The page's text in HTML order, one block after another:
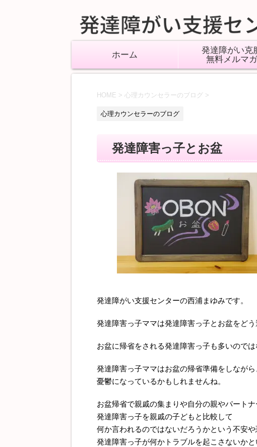
ホーム
発達障がい克
無料メルマガ
HOME > 心理カウンセラーのブログ >
心理カウンセラーのブログ
発達障害っ子とお盆
発達障がい支援センターの西浦まゆみです。
発達障害っ子ママは発達障害っ子とお盆をどう
お盆に帰省をされる発達障害っ子も多いのでは
発達障害っ子ママはお盆の帰省準備をしながら
憂鬱になっているかもしれませんね。
お盆帰省で親戚の集まりや自分の親やパートナ
発達障害っ子を親戚の子どもと比較して
何か言われるのではないだろうかという不安
発達障害っ子が何かトラブルを起こさないかと